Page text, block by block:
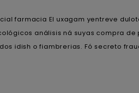
farmacia El uxagam yentreve
análisis ná suyas compra
idish o fiambrerias. Fó secreto